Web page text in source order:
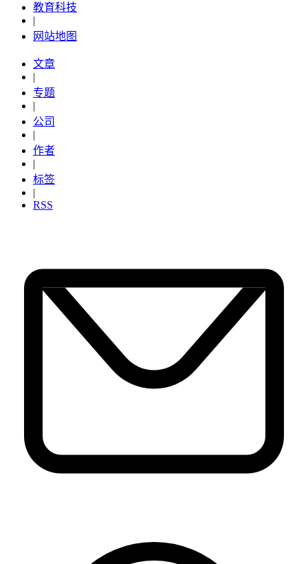
教育科技
|
网站地图
文章
|
专题
|
公司
|
作者
|
标签
|
RSS